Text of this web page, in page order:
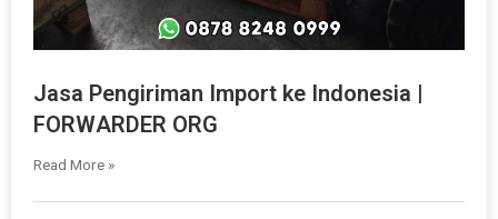
Jasa Pengiriman Import ke Indonesia |
FORWARDER ORG
Read More »